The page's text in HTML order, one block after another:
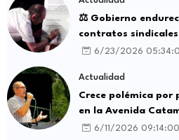
⚖️ Gobierno
contratos
intermediación
6/23/2026
Actualidad
Crece polémica por
en la Avenida
6/11/2026